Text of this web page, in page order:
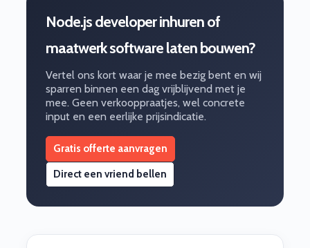
Node.js developer inhuren of
maatwerk software laten bouwen?
Vertel ons kort waar je mee bezig bent en wij
sparren binnen een dag vrijblijvend met je
mee. Geen verkooppraatjes, wel concrete
input en een eerlijke prijsindicatie.
Gratis offerte aanvragen
Direct een vriend bellen